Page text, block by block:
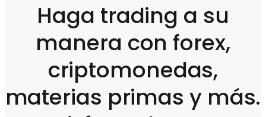
Haga trading a su
manera con forex,
criptomonedas,
materias primas y más.